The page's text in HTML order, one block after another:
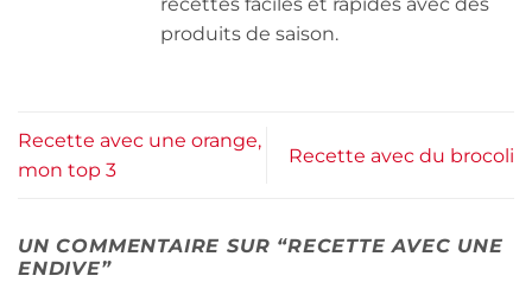
produits de saison.
Recette avec une orange,
mon top 3
Recette avec du brocoli
UN COMMENTAIRE SUR “RECETTE AVEC UNE
ENDIVE”